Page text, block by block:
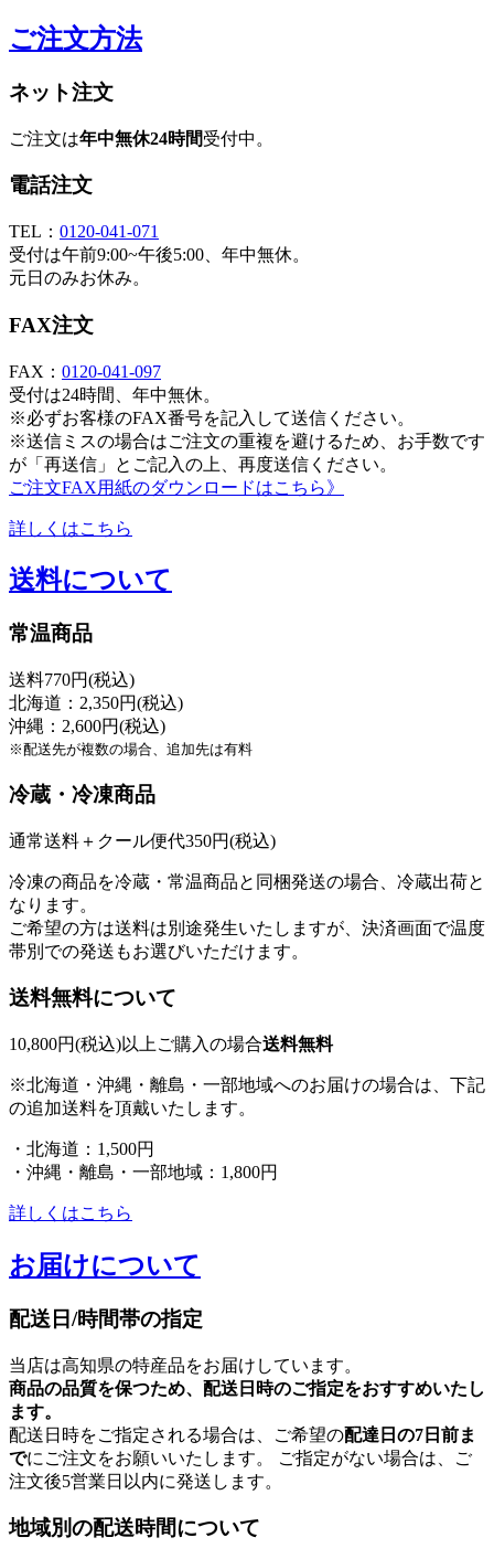
ご注文方法
ネット注文
ご注文は年中無休24時間受付中。
電話注文
TEL： 0120-041-071
受付は午前9:00~午後5:00、年中無休。
元日のみお休み。
FAX注文
FAX： 0120-041-097
受付は24時間、年中無休。
※必ずお客様のFAX番号を記入して送信ください。
※送信ミスの場合はご注文の重複を避けるため、お手数です
が「再送信」とご記入の上、再度送信ください。
ご注文FAX用紙のダウンロードはこちら》
詳しくはこちら
送料について
常温商品
送料770円(税込)
北海道：2,350円(税込)
沖縄：2,600円(税込)
※配送先が複数の場合、追加先は有料
冷蔵・冷凍商品
通常送料＋クール便代350円(税込)
冷凍の商品を冷蔵・常温商品と同梱発送の場合、冷蔵出荷と
なります。
ご希望の方は送料は別途発生いたしますが、決済画面で温度
帯別での発送もお選びいただけます。
送料無料について
10,800円(税込)以上ご購入の場合送料無料
※北海道・沖縄・離島・一部地域へのお届けの場合は、下記
の追加送料を頂戴いたします。
・北海道：1,500円
・沖縄・離島・一部地域：1,800円
詳しくはこちら
お届けについて
配送日/時間帯の指定
当店は高知県の特産品をお届けしています。
商品の品質を保つため、配送日時のご指定をおすすめいたし
ます。
配送日時をご指定される場合は、ご希望の配達日の7日前ま
でにご注文をお願いいたします。 ご指定がない場合は、ご
注文後5営業日以内に発送します。
地域別の配送時間について